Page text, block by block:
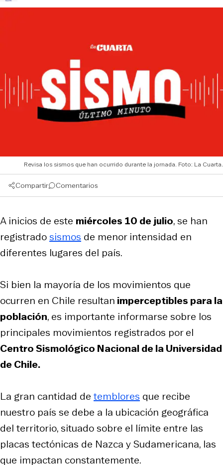
Revisa los sismos que han ocurrido durante la jornada. Foto: La Cuarta.
Compartir Comentarios
A inicios de este miércoles 10 de julio, se han
registradosismos de menor intensidad en
diferentes lugares del país.
Si bien la mayoría de los movimientos que
ocurren en Chile resultan imperceptibles para la
población, es importante informarse sobre los
principales movimientos registrados por el
Centro Sismológico Nacional de la Universidad
de Chile.
La gran cantidad detemblores que recibe
nuestro país se debe a la ubicación geográfica
del territorio, situado sobre el límite entre las
placas tectónicas de Nazca y Sudamericana, las
que impactan constantemente.